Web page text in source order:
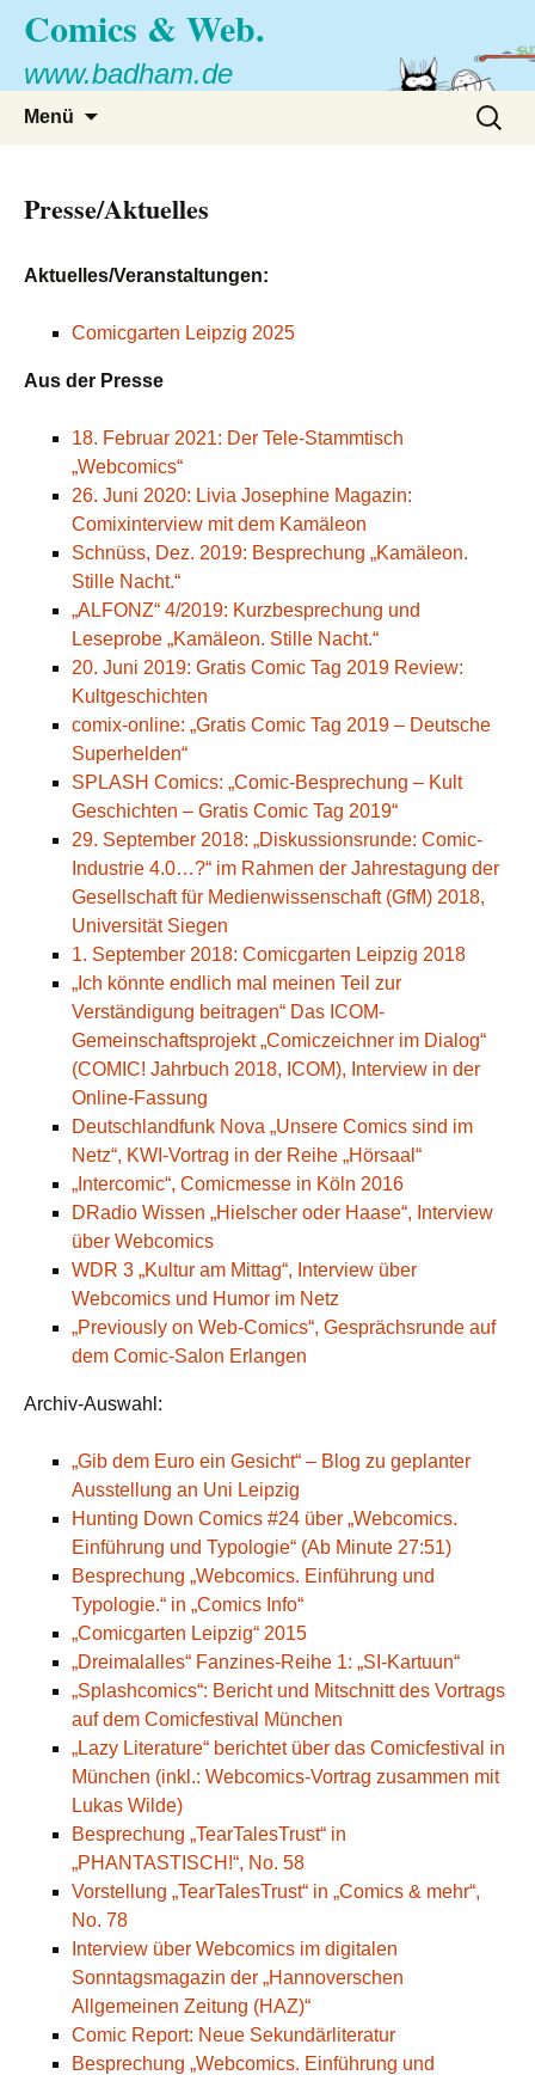
Comics & Web.
www.badham.de
Menü
Suche
nach:
Presse/Aktuelles
Aktuelles/Veranstaltungen:
Comicgarten Leipzig 2025
Aus der Presse
18. Februar 2021: Der Tele-Stammtisch
„Webcomics“
26. Juni 2020: Livia Josephine Magazin:
Comixinterview mit dem Kamäleon
Schnüss, Dez. 2019: Besprechung „Kamäleon.
Stille Nacht.“
„ALFONZ“ 4/2019: Kurzbesprechung und
Leseprobe „Kamäleon. Stille Nacht.“
20. Juni 2019: Gratis Comic Tag 2019 Review:
Kultgeschichten
comix-online: „Gratis Comic Tag 2019 – Deutsche
Superhelden“
SPLASH Comics: „Comic-Besprechung – Kult
Geschichten – Gratis Comic Tag 2019“
29. September 2018: „Diskussionsrunde: Comic-
Industrie 4.0…?“ im Rahmen der Jahrestagung der
Gesellschaft für Medienwissenschaft (GfM) 2018,
Universität Siegen
1. September 2018: Comicgarten Leipzig 2018
„Ich könnte endlich mal meinen Teil zur
Verständigung beitragen“ Das ICOM-
Gemeinschaftsprojekt „Comiczeichner im Dialog“
(COMIC! Jahrbuch 2018, ICOM), Interview in der
Online-Fassung
Deutschlandfunk Nova „Unsere Comics sind im
Netz“, KWI-Vortrag in der Reihe „Hörsaal“
„Intercomic“, Comicmesse in Köln 2016
DRadio Wissen „Hielscher oder Haase“, Interview
über Webcomics
WDR 3 „Kultur am Mittag“, Interview über
Webcomics und Humor im Netz
„Previously on Web-Comics“, Gesprächsrunde auf
dem Comic-Salon Erlangen
Archiv-Auswahl:
„Gib dem Euro ein Gesicht“ – Blog zu geplanter
Ausstellung an Uni Leipzig
Hunting Down Comics #24 über „Webcomics.
Einführung und Typologie“ (Ab Minute 27:51)
Besprechung „Webcomics. Einführung und
Typologie.“ in „Comics Info“
„Comicgarten Leipzig“ 2015
„Dreimalalles“ Fanzines-Reihe 1: „SI-Kartuun“
„Splashcomics“: Bericht und Mitschnitt des Vortrags
auf dem Comicfestival München
„Lazy Literature“ berichtet über das Comicfestival in
München (inkl.: Webcomics-Vortrag zusammen mit
Lukas Wilde)
Besprechung „TearTalesTrust“ in
„PHANTASTISCH!“, No. 58
Vorstellung „TearTalesTrust“ in „Comics & mehr“,
No. 78
Interview über Webcomics im digitalen
Sonntagsmagazin der „Hannoverschen
Allgemeinen Zeitung (HAZ)“
Comic Report: Neue Sekundärliteratur
Besprechung „Webcomics. Einführung und